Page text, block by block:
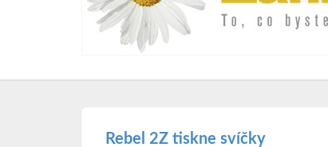
Rebel 2Z tiskne svíčky